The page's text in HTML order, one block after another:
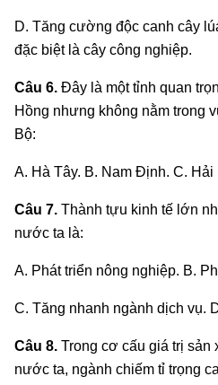
D. Tăng cường độc canh cây
đặc biệt là cây công nghiệp.
Câu 6. Đây là một tỉnh quan
Hồng nhưng không nằm trong
Bộ:
A. Hà Tây. B. Nam Định. C.
Câu 7. Thành tựu kinh tế lớn
nước ta là:
A. Phát triển nông nghiệp. B.
C. Tăng nhanh ngành dịch vụ.
Câu 8. Trong cơ cấu giá trị sản
nước ta, ngành chiếm tỉ trọng